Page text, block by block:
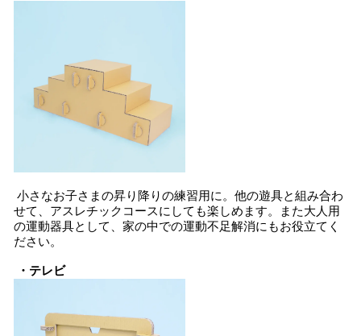
小さなお子さまの昇り降りの練習用に。他の遊具と組み合わ
せて、アスレチックコースにしても楽しめます。また大人用
の運動器具として、家の中での運動不足解消にもお役立てく
ださい。
・テレビ